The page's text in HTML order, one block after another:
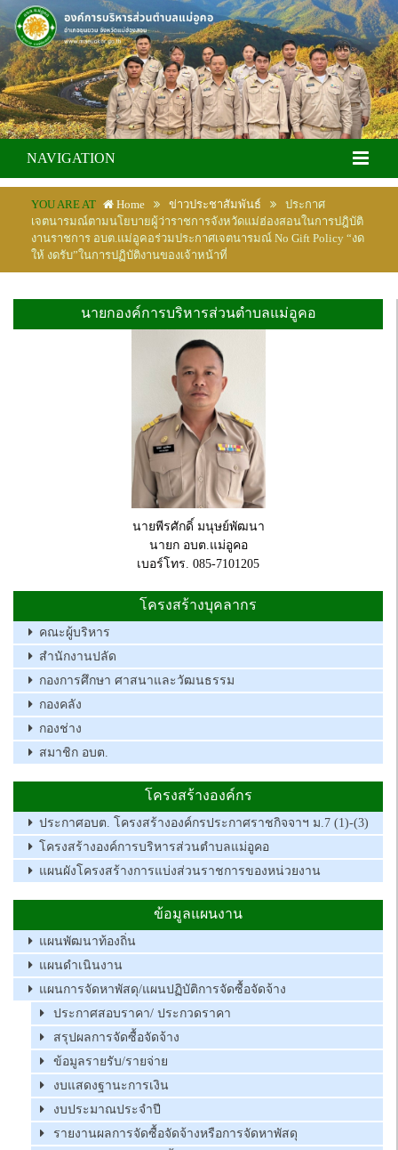
NAVIGATION
YOU ARE AT Home ข่าวประชาสัมพันธ์
ประกาศ
เจตนารมณ์ตามนโยบายผู้ว่าราชการจังหวัดแม่ฮ่องสอนในการปฎิบัติ
งานราชการ อบต.แม่อูคอร่วมประกาศเจตนารมณ์ No Gift Policy “งด
ให้ งดรับ”ในการปฏิบัติงานของเจ้าหน้าที่
นายกองค์การบริหารส่วนตำบลแม่อูคอ
นายพีรศักดิ์ มนุษย์พัฒนา
นายก อบต.แม่อูคอ
เบอร์โทร. 085-7101205
โครงสร้างบุคลากร
คณะผู้บริหาร
สำนักงานปลัด
กองการศึกษา ศาสนาและวัฒนธรรม
กองคลัง
กองช่าง
สมาชิก อบต.
โครงสร้างองค์กร
ประกาศอบต. โครงสร้างองค์กรประกาศราชกิจจาฯ ม.7 (1)-(3)
โครงสร้างองค์การบริหารส่วนตำบลแม่อูคอ
แผนผังโครงสร้างการแบ่งส่วนราชการของหน่วยงาน
ข้อมูลแผนงาน
แผนพัฒนาท้องถิ่น
แผนดำเนินงาน
แผนการจัดหาพัสดุ/แผนปฏิบัติการจัดซื้อจัดจ้าง
ประกาศสอบราคา/ ประกวดราคา
สรุปผลการจัดซื้อจัดจ้าง
ข้อมูลรายรับ/รายจ่าย
งบแสดงฐานะการเงิน
งบประมาณประจำปี
รายงานผลการจัดซื้อจัดจ้างหรือการจัดหาพัสดุ